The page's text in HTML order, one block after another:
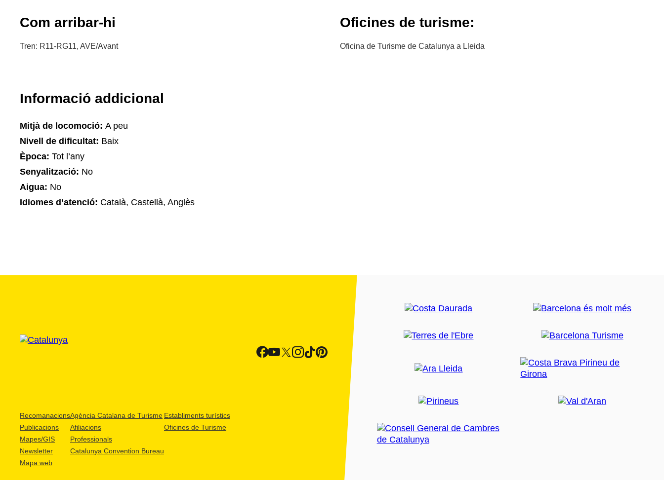
Com arribar-hi
Tren: R11-RG11, AVE/Avant
Oficines de turisme:
Oficina de Turisme de Catalunya a Lleida
Informació addicional
Mitjà de locomoció: A peu
Nivell de dificultat: Baix
Època: Tot l’any
Senyalització: No
Aigua: No
Idiomes d’atenció: Català, Castellà, Anglès
Recomanacions
Publicacions
Mapes/GIS
Newsletter
Mapa web
Agència Catalana de Turisme
Afiliacions
Professionals
Catalunya Convention Bureau
Establiments turístics
Oficines de Turisme